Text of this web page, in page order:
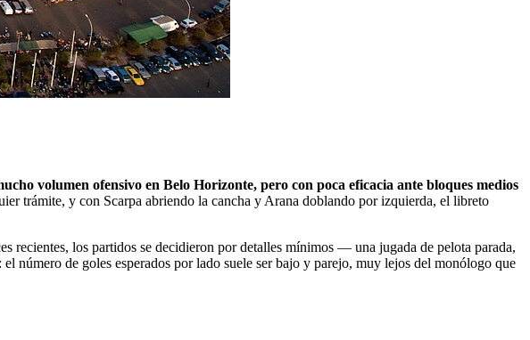
volumen ofensivo en Belo Horizonte, pero con poca eficacia ante bloques medios
trámite, y con Scarpa abriendo la cancha y Arana doblando por izquierda, el libreto
recientes, los partidos se decidieron por detalles mínimos — una jugada de pelota parada,
de goles esperados por lado suele ser bajo y parejo, muy lejos del monólogo que